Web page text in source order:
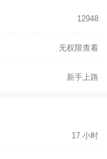
12948
无权限查看
新手上路
17 小时